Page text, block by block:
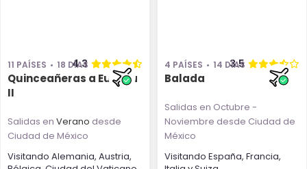
11 PAÍSES 18 DÍAS
4.3
Quinceañeras a Europa
II
Salidas en Verano desde
Ciudad de México
Visitando Alemania, Austria,
4 PAÍSES 14 DÍAS
3.5
Balada
Salidas en Octubre -
Noviembre desde Ciudad de
México
Visitando España, Francia,